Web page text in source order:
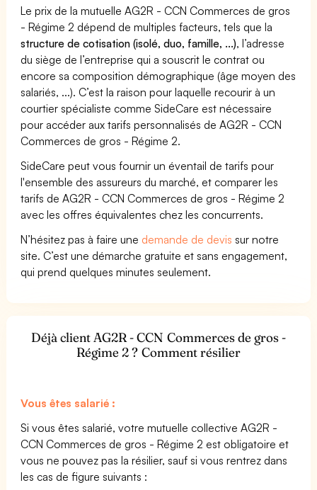
Le prix de la mutuelle AG2R - CCN Commerces de gros
- Régime 2 dépend de multiples facteurs, tels que la
structure de cotisation (isolé, duo, famille, ...), l’adresse
du siège de l’entreprise qui a souscrit le contrat ou
encore sa composition démographique (âge moyen des
salariés, ...). C’est la raison pour laquelle recourir à un
courtier spécialiste comme SideCare est nécessaire
pour accéder aux tarifs personnalisés de AG2R - CCN
Commerces de gros - Régime 2.
SideCare peut vous fournir un éventail de tarifs pour
l'ensemble des assureurs du marché, et comparer les
tarifs de AG2R - CCN Commerces de gros - Régime 2
avec les offres équivalentes chez les concurrents.
N’hésitez pas à faire une demande de devis sur notre
site. C’est une démarche gratuite et sans engagement,
qui prend quelques minutes seulement.
Déjà client AG2R - CCN Commerces de gros -
Régime 2 ? Comment résilier
Vous êtes salarié :
Si vous êtes salarié, votre mutuelle collective AG2R -
CCN Commerces de gros - Régime 2 est obligatoire et
vous ne pouvez pas la résilier, sauf si vous rentrez dans
les cas de figure suivants :